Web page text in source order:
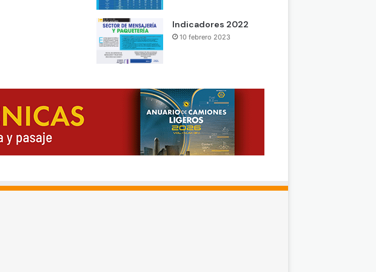
Indicadores 2022
10 febrero 2023